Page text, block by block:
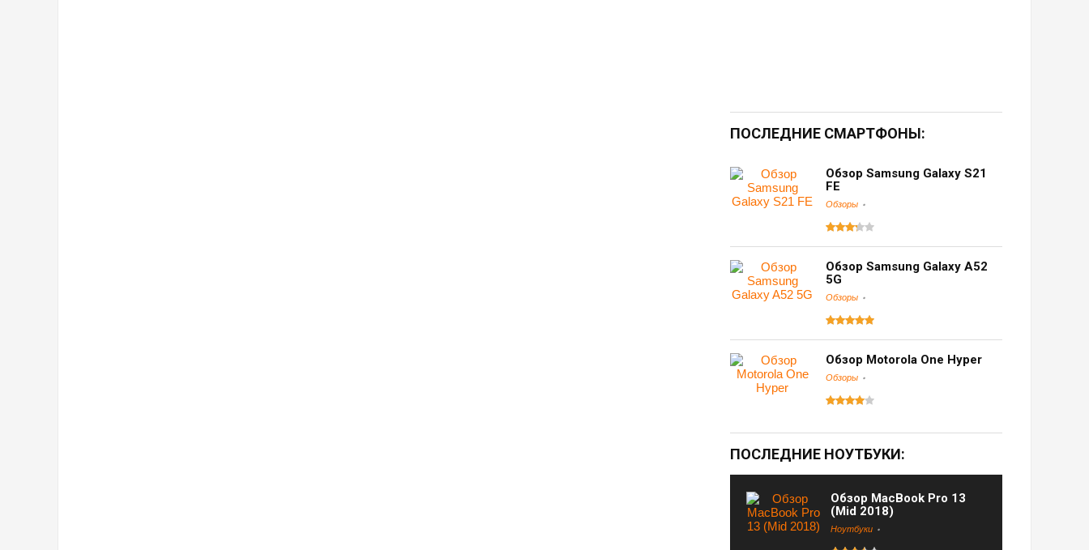
ПОСЛЕДНИЕ СМАРТФОНЫ:
Обзор Samsung Galaxy S21
FE
Обзоры
Обзор Samsung Galaxy A52
5G
Обзоры
Обзор Motorola One Hyper
Обзоры
ПОСЛЕДНИЕ НОУТБУКИ:
Обзор MacBook Pro 13
(Mid 2018)
Ноутбуки